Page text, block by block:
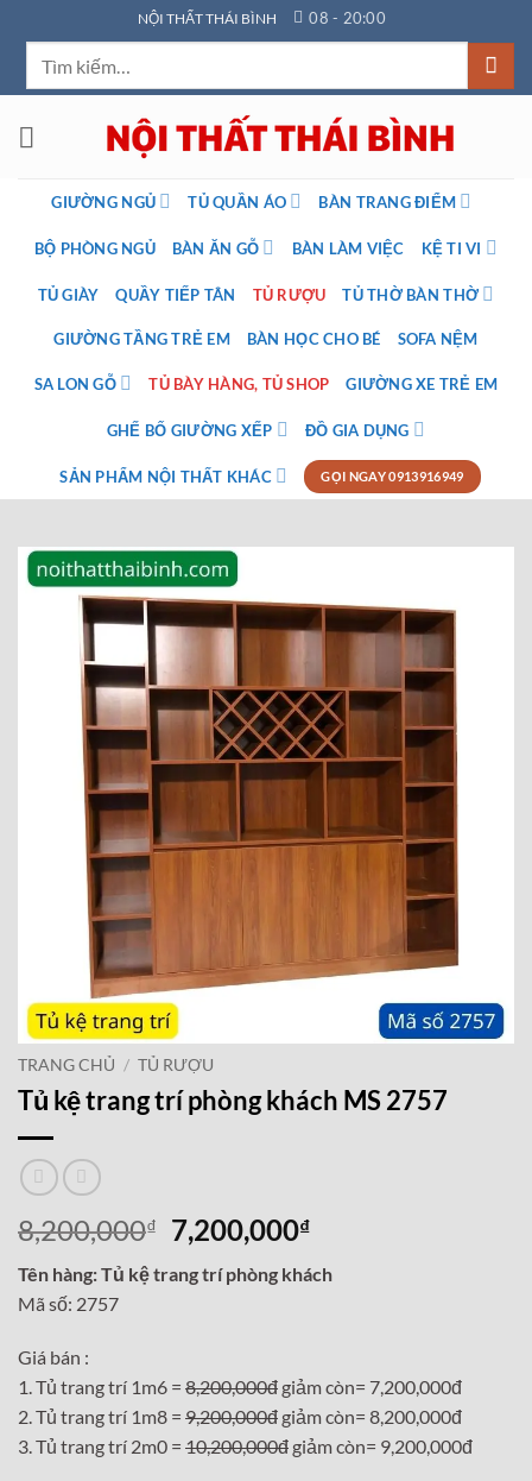
qua
dung
NỘI THẤT THÁI BÌNH 08 - 20:00
GIƯỜNG NGỦ TỦ QUẦN ÁO BÀN TRANG ĐIỂM
BỘ PHÒNG NGỦ BÀN ĂN GỖ BÀN LÀM VIỆC KỆ TI VI
TỦ GIÀY QUẦY TIẾP TÂN TỦ RƯỢU TỦ THỜ BÀN THỜ
GIƯỜNG TẦNG TRẺ EM BÀN HỌC CHO BÉ SOFA NỆM
SA LON GỖ TỦ BÀY HÀNG, TỦ SHOP GIƯỜNG XE TRẺ EM
GHẾ BỐ GIƯỜNG XẾP ĐỒ GIA DỤNG
SẢN PHẨM NỘI THẤT KHÁC GỌI NGAY 0913916949
TRANG CHỦ / TỦ RƯỢU
Tủ kệ trang trí phòng khách MS 2757
8,200,000₫
Giá
gốc
là:
7,200,000₫Giá
tại
Tên hàng: Tủ kệ trang trí phòng khách
Mã số: 2757
Giá bán :
1. Tủ trang trí 1m6 = 8,200,000đ giảm còn= 7,200,000đ
2. Tủ trang trí 1m8 = 9,200,000đ giảm còn= 8,200,000đ
3. Tủ trang trí 2m0 = 10,200,000đ giảm còn= 9,200,000đ